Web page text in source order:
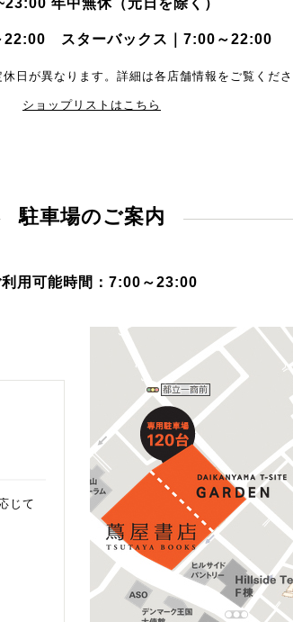
22:00 スターバックス｜7:00～22:00
日が異なります。詳細は各店舗情報をご覧くだ
ショップリストはこちら
駐車場のご案内
利用可能時間：7:00～23:00
じて